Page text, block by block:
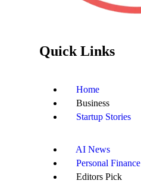
Quick Links
Home
Business
Startup Stories
AI News
Personal Finance
Editors Pick